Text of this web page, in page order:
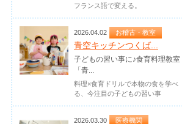
フランス語で変える。
2026.04.02 お稽古・教室
青空キッチンつくば...
子どもの習い事に♪食育料理教室
「青...
料理×食育ドリルで本物の食を学べ
る、今注目の子どもの習い事
2026.03.30 医療機関